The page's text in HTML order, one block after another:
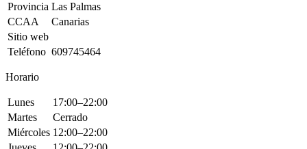
Provincia Las Palmas
CCAA
Canarias
Sitio web
Teléfono 609745464
Horario
Lunes
17:00–22:00
Martes
Cerrado
Miércoles 12:00–22:00